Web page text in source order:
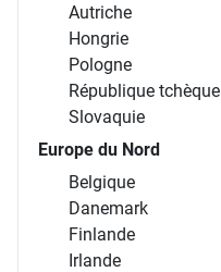
Autriche
Hongrie
Pologne
République tchèque
Slovaquie
Europe du Nord
Belgique
Danemark
Finlande
Irlande